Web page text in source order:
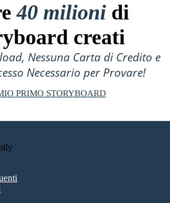
40 milioni di
creati
Nessuna Carta di Credito e
Necessario per Provare!
PRIMO STORYBOARD